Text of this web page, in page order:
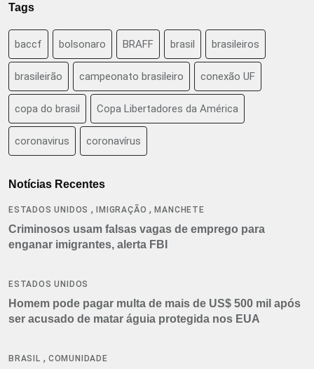
Tags
baccf bolsonaro BRAFF brasil brasileiros
brasileirão campeonato brasileiro conexão UF
copa do brasil Copa Libertadores da América
coronavirus coronavírus
Notícias Recentes
ESTADOS UNIDOS ,IMIGRAÇÃO ,MANCHETE
Criminosos usam falsas vagas de emprego para
enganar imigrantes, alerta FBI
ESTADOS UNIDOS
Homem pode pagar multa de mais de US$ 500 mil após
ser acusado de matar águia protegida nos EUA
BRASIL , COMUNIDADE